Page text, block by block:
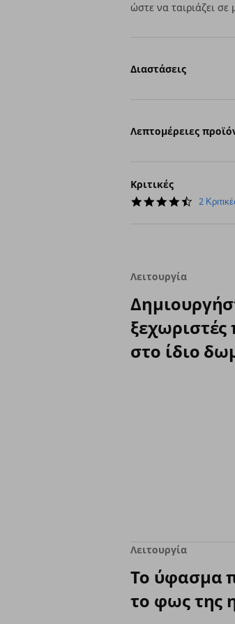
ώστε να ταιριάζει
Διαστάσεις
Λεπτομέρειες
Κριτικές
4.5
2
Λειτουργία
ξεχωριστές
στο ίδιο
Λειτουργία
Το ύφασμα
το φως της